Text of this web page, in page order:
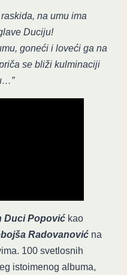
na umu ima
Duciju!
goneći i loveći ga na
se bliži kulminaciji
Duci Popović kao
Radovanović na
100 svetlosnih
istoimenog albuma,